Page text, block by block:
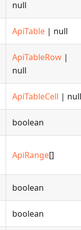
null
ApiTable | null
ApiTableRow |
null
ApiTableCell | null
boolean
ApiRange[]
boolean
boolean